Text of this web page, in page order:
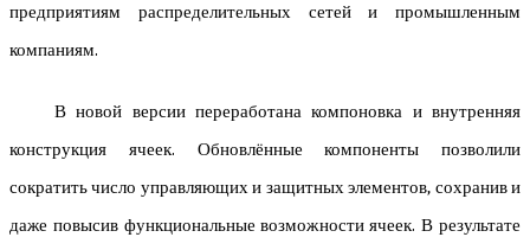
предприятиям распределительных сетей и промышленным
компаниям.
В новой версии переработана компоновка и внутренняя
конструкция ячеек. Обновлённые компоненты позволили
сократить число управляющих и защитных элементов, сохранив и
даже повысив функциональные возможности ячеек. В результате